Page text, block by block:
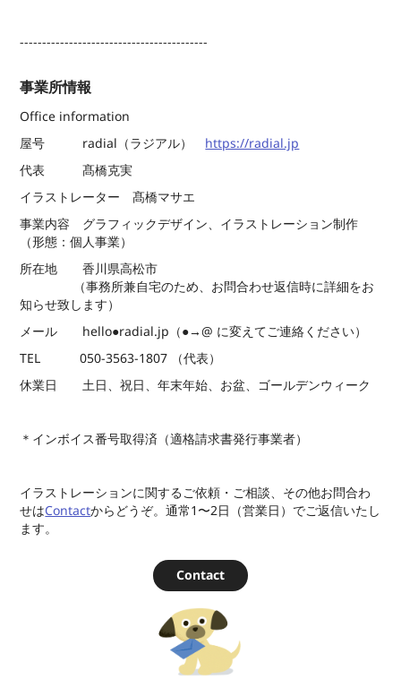
------------------------------------------
事業所情報
Office information
屋号 radial（ラジアル）https://radial.jp
代表 髙橋克実
イラストレーター 髙橋マサエ
事業内容 グラフィックデザイン、イラストレーション制作
（形態：個人事業）
所在地 香川県高松市
（事務所兼自宅のため、お問合わせ返信時に詳細をお
知らせ致します）
メール hello●radial.jp（●→@ に変えてご連絡ください）
TEL 050-3563-1807 （代表）
休業日 土日、祝日、年末年始、お盆、ゴールデンウィーク
＊インボイス番号取得済（適格請求書発行事業者）
イラストレーションに関するご依頼・ご相談、その他お問合わ
せはContactからどうぞ。通常1〜2日（営業日）でご返信いたし
ます。
Contact